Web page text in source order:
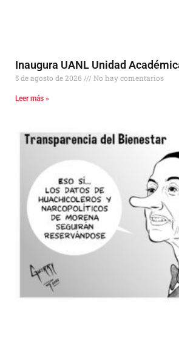
Inaugura UANL Unidad
5 de agosto de 2026 No hay comentarios
Leer más »